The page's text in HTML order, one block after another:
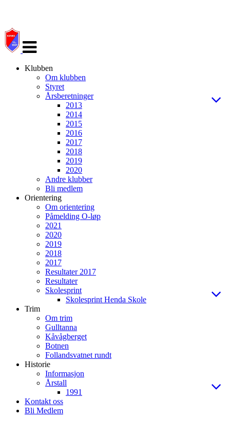
navigasjon
Klubben
Om klubben
Styret
Årsberetninger
2013
2014
2015
2016
2017
2018
2019
2020
Andre klubber
Bli medlem
Orientering
Om orientering
Påmelding O-løp
2021
2020
2019
2018
2017
Resultater 2017
Resultater
Skolesprint
Skolesprint Henda Skole
Trim
Om trim
Gulltanna
Kåvågberget
Botnen
Follandsvatnet rundt
Historie
Informasjon
Årstall
1991
Kontakt oss
Bli Medlem